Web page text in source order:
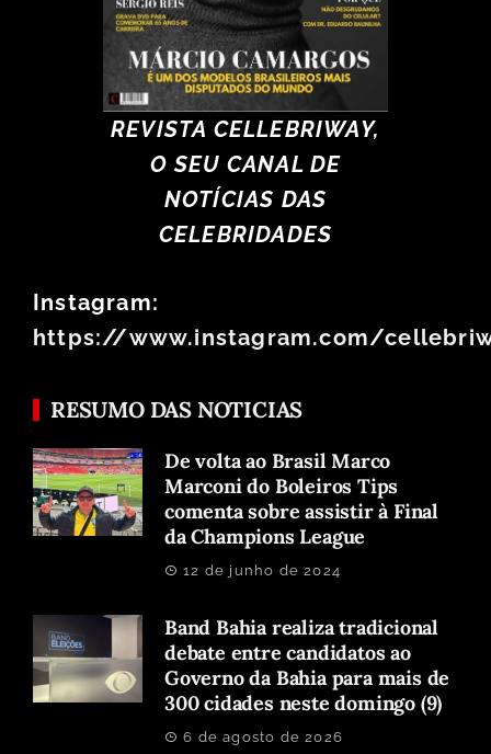
REVISTA CELLEBRIWAY,
O SEU CANAL DE
NOTÍCIAS DAS
CELEBRIDADES
Instagram:
https://www.instagram.com/
RESUMO DAS NOTICIAS
De volta ao Brasil Marco
Marconi do Boleiros Tips
comenta sobre assistir à Final
da Champions League
12 de junho de 2024
Band Bahia realiza tradicional
debate entre candidatos ao
Governo da Bahia para mais de
300 cidades neste domingo (9)
6 de agosto de 2026